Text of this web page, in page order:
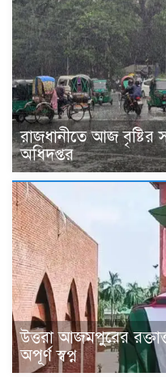
রাজধানীতে আজ বৃষ্টির
অধিদপ্তর
উত্তরা আজমপুরের
অপূর্ণ স্বপ্ন